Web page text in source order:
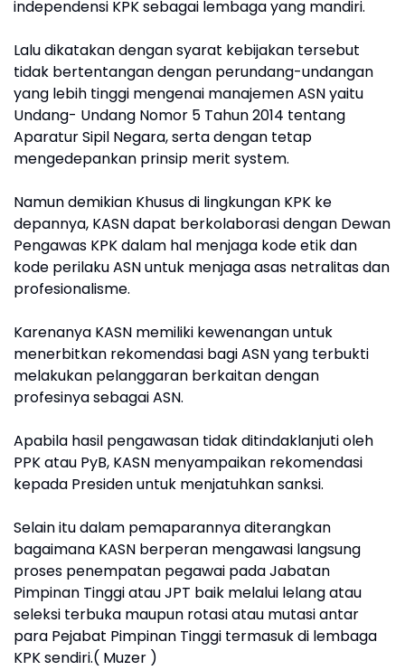
independensi KPK sebagai lembaga yang mandiri.
Lalu dikatakan dengan syarat kebijakan tersebut
tidak bertentangan dengan perundang-undangan
yang lebih tinggi mengenai manajemen ASN yaitu
Undang- Undang Nomor 5 Tahun 2014 tentang
Aparatur Sipil Negara, serta dengan tetap
mengedepankan prinsip merit system.
Namun demikian Khusus di lingkungan KPK ke
depannya, KASN dapat berkolaborasi dengan Dewan
Pengawas KPK dalam hal menjaga kode etik dan
kode perilaku ASN untuk menjaga asas netralitas dan
profesionalisme.
Karenanya KASN memiliki kewenangan untuk
menerbitkan rekomendasi bagi ASN yang terbukti
melakukan pelanggaran berkaitan dengan
profesinya sebagai ASN.
Apabila hasil pengawasan tidak ditindaklanjuti oleh
PPK atau PyB, KASN menyampaikan rekomendasi
kepada Presiden untuk menjatuhkan sanksi.
Selain itu dalam pemaparannya diterangkan
bagaimana KASN berperan mengawasi langsung
proses penempatan pegawai pada Jabatan
Pimpinan Tinggi atau JPT baik melalui lelang atau
seleksi terbuka maupun rotasi atau mutasi antar
para Pejabat Pimpinan Tinggi termasuk di lembaga
KPK sendiri.( Muzer )